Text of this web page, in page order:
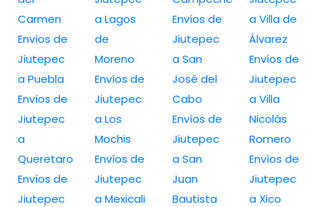
Carmen
Envíos de
Jiutepec
a Puebla
Envíos de
Jiutepec
a
Queretaro
Envíos de
Jiutepec
a Lagos
de
Moreno
Envíos de
Jiutepec
a Los
Mochis
Envíos de
Jiutepec
a Mexicali
Envíos de
Jiutepec
a San
José del
Cabo
Envíos de
Jiutepec
a San
Juan
Bautista
a Villa de
Álvarez
Envíos de
Jiutepec
a Villa
Nicolás
Romero
Envíos de
Jiutepec
a Xico